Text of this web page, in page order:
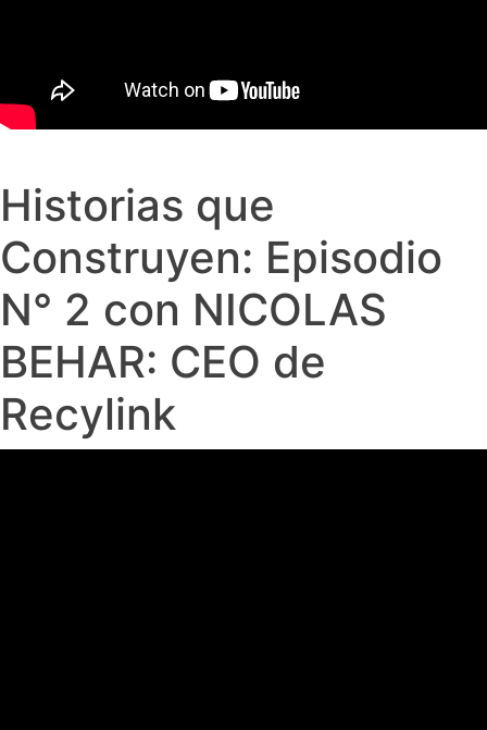
Historias que
Construyen: Episodio
N° 2 con NICOLAS
BEHAR: CEO de
Recylink